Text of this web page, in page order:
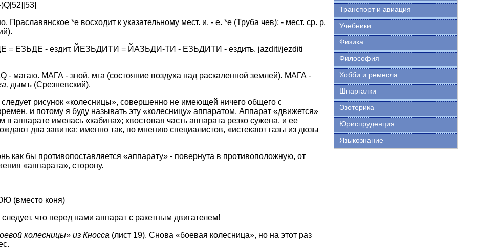
[52] [53]
Праславянское *е восходит к указательному мест. и. - е. *е (Труба чев); - мест. ср. р.
= EЗЬДЕ - ездит. ЙЕЗЬДИТИ = ЙАЗЬДИ-ТИ - ЕЗЬДИТИ - ездить. jazditi/jezditi
- магаю. МАГА - зной, мга (состояние воздуха над раскаленной землей). МАГА -
дымъ (Срезневский).
рисунок «колесницы», совершенно не имеющей ничего общего с
и потому я буду называть эту «колесницу» аппаратом. Аппарат «движется»
в аппарате имелась «кабина»; хвостовая часть аппарата резко сужена, и ее
два завитка: именно так, по мнению специалистов, «истекают газы из дюзы
как бы противопоставляется «аппарату» - повернута в противоположную, от
«аппарата», сторону.
(вместо коня)
следует, что перед нами аппарат с ракетным двигателем!
колесницы» из Кносса (лист 19). Снова «боевая колесница», но на этот раз
Транспорт и авиация
Учебники
Физика
Философия
Хобби и ремесла
Шпаргалки
Эзотерика
Юриспруденция
Языкознание